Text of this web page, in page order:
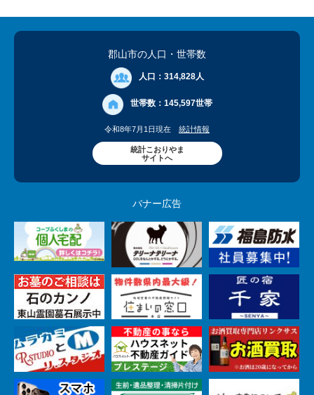
郡山市の人口 ・世帯数
人口： 314,828人
世帯数： 145,597世帯
令和8年7月1日現在 統計情報
統計こおりやま
サイトへ
バナー広告